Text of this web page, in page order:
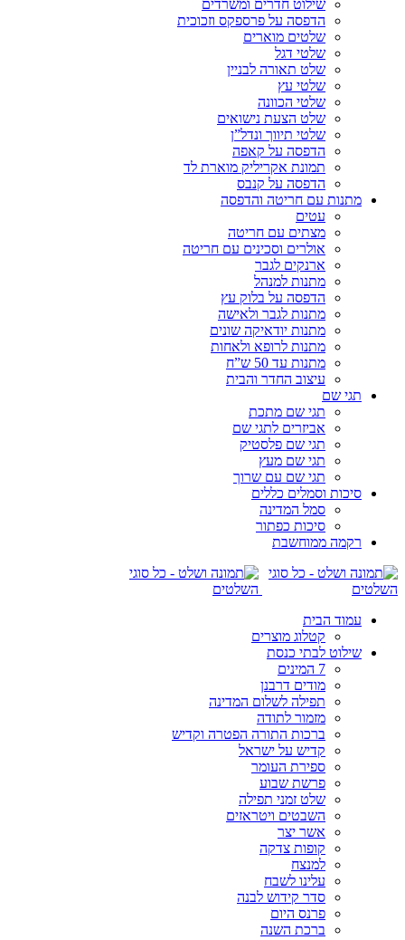
שילוט חדרים ומשרדים
הדפסה על פרספקס וזכוכית
שלטים מוארים
שלטי דגל
שלט תאורה לבניין
שלטי עץ
שלטי הכוונה
שלט הצעת נישואים
שלטי תיווך ונדל”ן
הדפסה על קאפה
תמונת אקריליק מוארת לד
הדפסה על קנבס
מתנות עם חריטה והדפסה
עטים
מצתים עם חריטה
אולרים וסכינים עם חריטה
ארנקים לגבר
מתנות למנהל
הדפסה על בלוק עץ
מתנות לגבר ולאישה
מתנות יודאיקה שונים
מתנות לרופא ולאחות
מתנות עד 50 ש”ח
עיצוב החדר והבית
תגי שם
תגי שם מתכת
אביזרים לתגי שם
תגי שם פלסטיק
תגי שם מעץ
תגי שם עם שרוך
סיכות וסמלים כללים
סמל המדינה
סיכות כפתור
רקמה ממוחשבת
עמוד הבית
קטלוג מוצרים
שילוט לבתי כנסת
7 המינים
מודים דרבנן
תפילה לשלום המדינה
מזמור לתודה
ברכות התורה הפטרה וקדיש
קדיש על ישראל
ספירת העומר
פרשת שבוע
שלט זמני תפילה
השבטים ויטראזים
אשר יצר
קופות צדקה
למנצח
עלינו לשבח
סדר קידוש לבנה
פרנס היום
ברכת השנה